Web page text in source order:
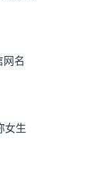
网名
女生